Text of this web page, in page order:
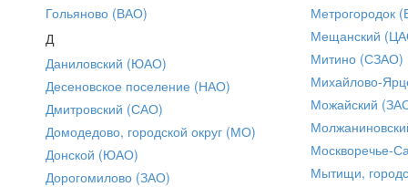
Гольяново (ВАО)
Д
Даниловский (ЮАО)
Десеновское поселение (НАО)
Дмитровский (САО)
Домодедово, городской округ (МО)
Донской (ЮАО)
Дорогомилово (ЗАО)
Метрогородок
Мещанский
Митино (СЗАО)
Михайлово-
Можайский
Москворечье-
Мытищи,